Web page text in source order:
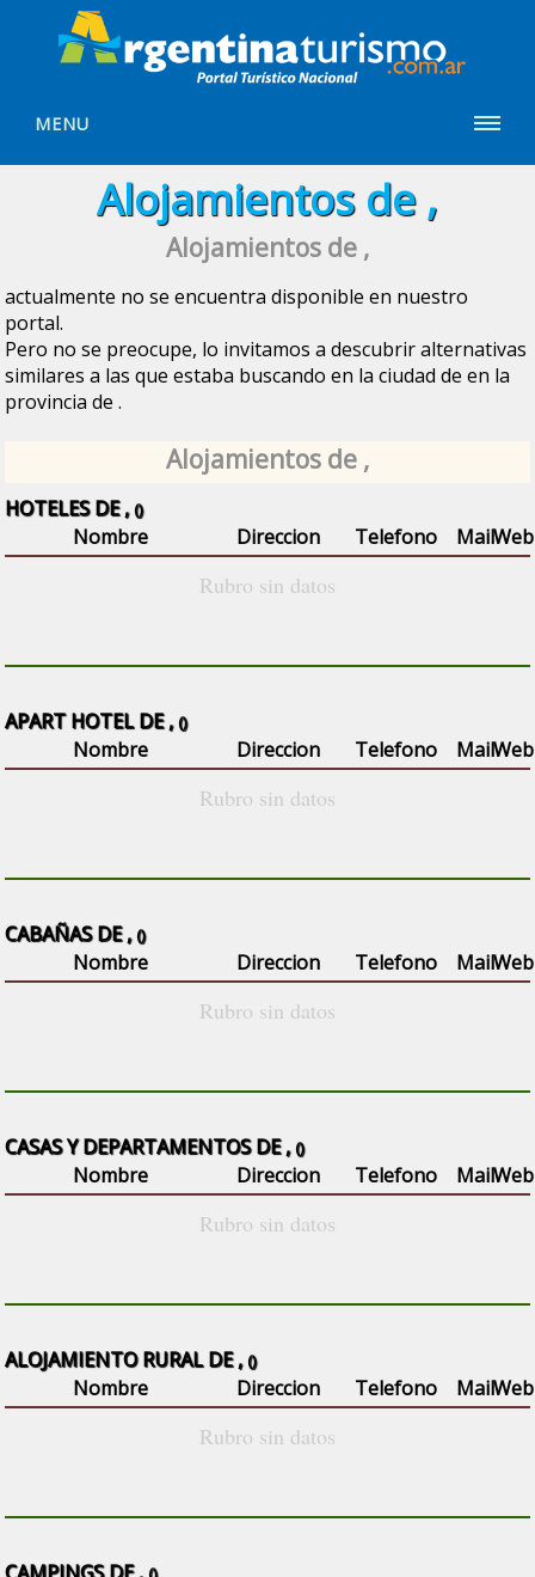
MENU
Alojamientos de ,
Alojamientos de ,
actualmente no se encuentra disponible en nuestro
portal.
Pero no se preocupe, lo invitamos a descubrir alternativas
similares a las que estaba buscando en la ciudad deen la
provincia de.
Alojamientos de ,
HOTELES DE ,()
Nombre Direccion Telefono MailWeb
Rubro sin datos
APART HOTEL DE ,()
Nombre Direccion Telefono MailWeb
Rubro sin datos
CABAÑAS DE ,()
Nombre Direccion Telefono MailWeb
Rubro sin datos
CASAS Y DEPARTAMENTOS DE ,()
Nombre Direccion Telefono MailWeb
Rubro sin datos
ALOJAMIENTO RURAL DE ,()
Nombre Direccion Telefono MailWeb
Rubro sin datos